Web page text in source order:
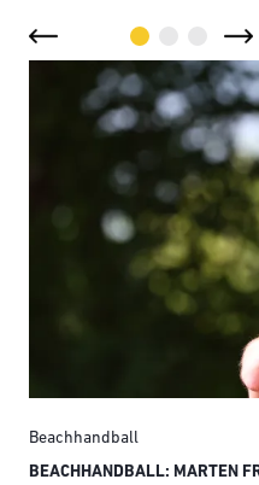
Beachhandball
BEACHHANDBALL: MARTEN